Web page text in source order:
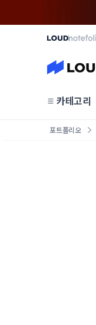
카테고리
포트폴리오